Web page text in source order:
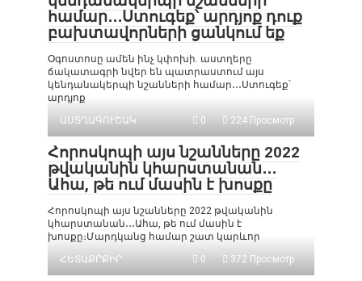
համար․․․Ստուգեք՝ արդյոք դուք
բախտավորների ցանկում եք
Օգոստոսը ամեն ինչ կփոխի. աստղերը
ճակատագրի նվեր են պատրաստում այս
կենդանակերպի նշանների համար․․․Ստուգեք՝
արդյոք
ԱՍՏՂԱԳՈՒՇԱԿ
0 224 Просмотр
Հորոսկոպի այս նշանները 2022
թվականին կհարստանան․․․
Ահա, թե ում մասին է խոսքը
Հորոսկոպի այս նշանները 2022 թվականին
կհարստանան․․․Ահա, թե ում մասին է
խոսքը։Մարդկանց համար շատ կարևոր
ՀԵՏԱՔՐՔԻՐ
0 372 Просмотр